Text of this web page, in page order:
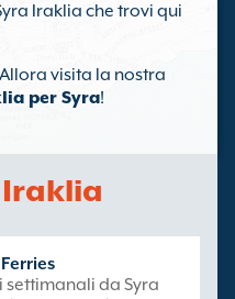
Iraklia che trovi qui
visita la nostra
per Syra!
settimanali da Syra